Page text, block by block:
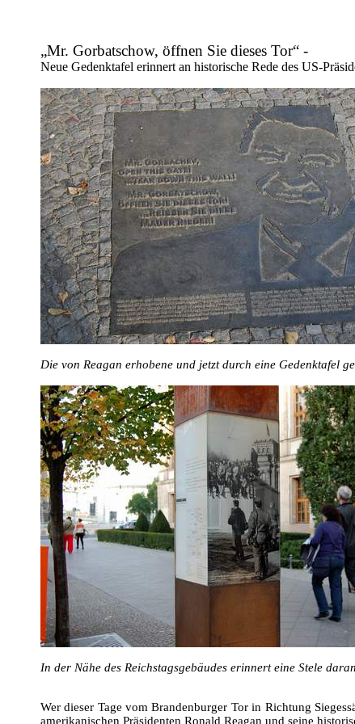
„Mr. Gorbatschow, öffnen Sie dieses Tor“ -
Neue Gedenktafel erinnert an historische Rede des US-
Die von Reagan erhobene und jetzt durch eine Gedenktafel
In der Nähe des Reichstagsgebäudes erinnert eine Stele
Wer dieser Tage vom Brandenburger Tor in Richtung
amerikanischen Präsidenten Ronald Reagan und seine